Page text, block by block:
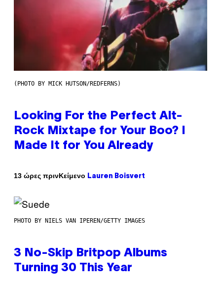
(PHOTO BY MICK HUTSON/REDFERNS)
Looking For the Perfect Alt-
Rock Mixtape for Your Boo? I
Made It for You Already
13 ώρες πρινΚείμενο Lauren Boisvert
PHOTO BY NIELS VAN IPEREN/GETTY IMAGES
3 No-Skip Britpop Albums
Turning 30 This Year